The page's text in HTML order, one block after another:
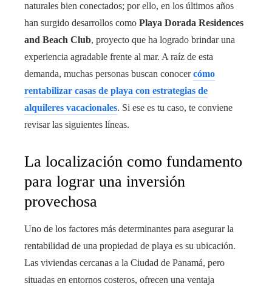
naturales bien conectados; por ello, en los últimos años
han surgido desarrollos como Playa Dorada Residences
and Beach Club, proyecto que ha logrado brindar una
experiencia agradable frente al mar. A raíz de esta
demanda, muchas personas buscan conocercómo
rentabilizar casas de playa con estrategias de
alquileres vacacionales. Si ese es tu caso, te conviene
revisar las siguientes líneas.
La localización como fundamento
para lograr una inversión
provechosa
Uno de los factores más determinantes para asegurar la
rentabilidad de una propiedad de playa es su ubicación.
Las viviendas cercanas a la Ciudad de Panamá, pero
situadas en entornos costeros, ofrecen una ventaja